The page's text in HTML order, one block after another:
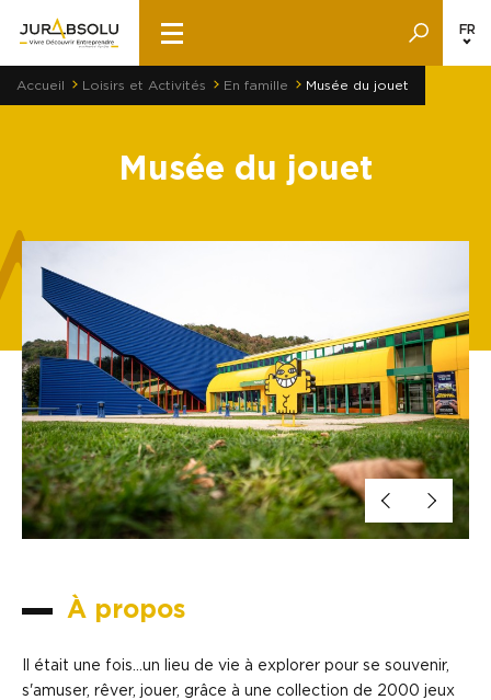
FR
Accueil Loisirs et Activités En famille Musée du jouet
Musée du jouet
À propos
Il était une fois...un lieu de vie à explorer pour se souvenir,
s'amuser, rêver, jouer, grâce à une collection de 2000 jeux